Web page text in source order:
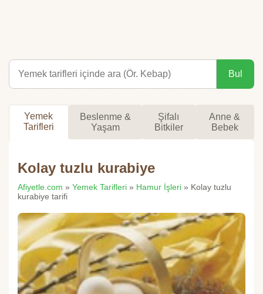
Bul
Yemek
Tarifleri
Beslenme &
Yaşam
Şifalı
Bitkiler
Anne &
Bebek
Kolay tuzlu kurabiye
Afiyetle.com » Yemek Tarifleri » Hamur İşleri » Kolay tuzlu
kurabiye tarifi